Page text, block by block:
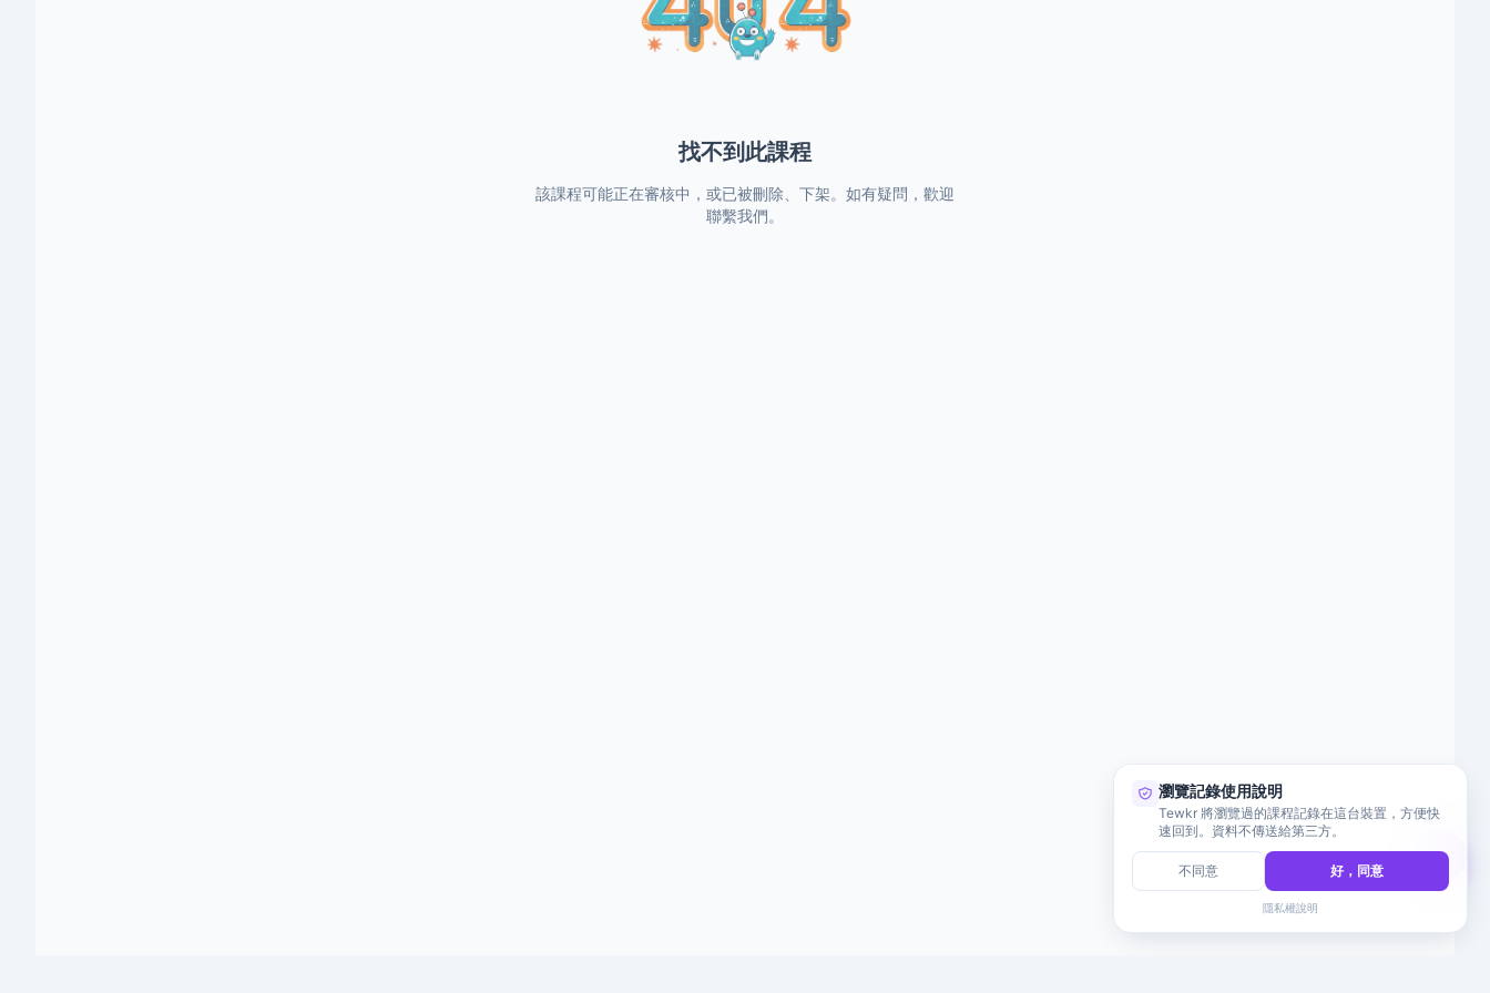
找不到此課程
該課程可能正在審核中，或已被刪除、下架。如有疑問，歡迎
聯繫我們。
瀏覽記錄使用說明
Tewkr 將瀏覽過的課程記錄在這台裝置，方便快
速回到。資料不傳送給第三方。
不同意 好，同意
隱私權說明